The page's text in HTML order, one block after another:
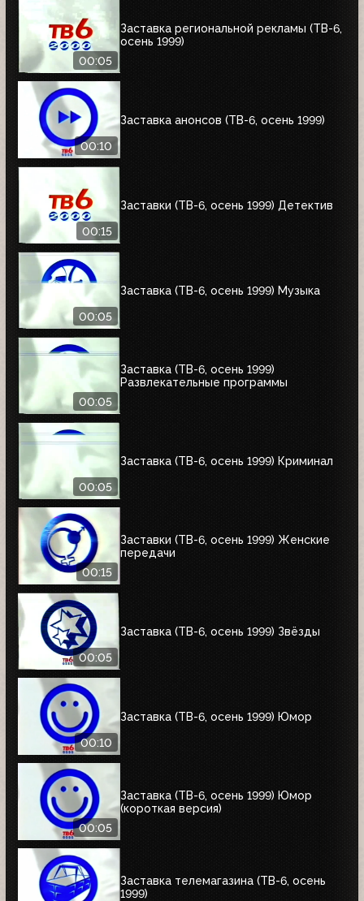
00:05
Заставка региональной рекламы (ТВ-6,
осень 1999)
00:10
Заставка анонсов (ТВ-6, осень 1999)
00:15
Заставки (ТВ-6, осень 1999) Детектив
00:05
Заставка (ТВ-6, осень 1999) Музыка
00:05
Заставка (ТВ-6, осень 1999)
Развлекательные программы
00:05
Заставка (ТВ-6, осень 1999) Криминал
00:15
Заставки (ТВ-6, осень 1999) Женские
передачи
00:05
Заставка (ТВ-6, осень 1999) Звёзды
00:10
Заставка (ТВ-6, осень 1999) Юмор
00:05
Заставка (ТВ-6, осень 1999) Юмор
(короткая версия)
Заставка телемагазина (ТВ-6, осень
1999)